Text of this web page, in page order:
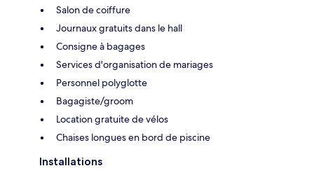
Salon de coiffure
Journaux gratuits dans le hall
Consigne à bagages
Services d'organisation de mariages
Personnel polyglotte
Bagagiste/groom
Location gratuite de vélos
Chaises longues en bord de piscine
Installations